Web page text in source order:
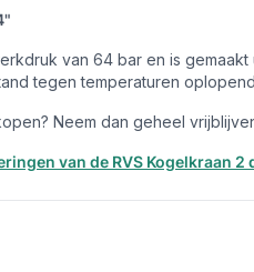
van 64 bar en is gemaakt
tegen temperaturen
Neem dan geheel
van de RVS Kogelkraan 2